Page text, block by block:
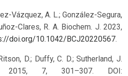
Vázquez, A. L.; González-Segura,
Clares, R. A. Biochem. J. 2023,
doi.org/10.1042/BCJ20220567.
D.; Duffy, C. D.; Sutherland, J.
2015, 7, 301–307. DOI: